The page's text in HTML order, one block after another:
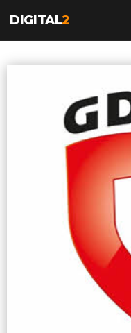
DIGITAL2